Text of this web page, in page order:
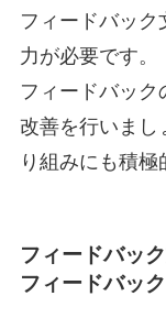
フィードバッ
力が必要です。
フィードバック
改善を行いまし
り組みにも積極
フィードバッ
フィードバック